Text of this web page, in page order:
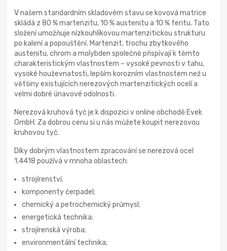
V našem standardním skladovém stavu se kovová matrice
skládá z 80 % martenzitu, 10 % austenitu a 10 % feritu. Tato
složení umožňuje nízkouhlíkovou martenzitickou strukturu
po kalení a popouštění. Martenzit, trochu zbytkového
austenitu, chrom a molybden společně přispívají k těmto
charakteristickým vlastnostem – vysoké pevnosti v tahu,
vysoké houževnatosti, lepším korozním vlastnostem než u
většiny existujících nerezových martenzitických ocelí a
velmi dobré únavové odolnosti.
Nerezová kruhová tyč je k dispozici v online obchodě Evek
GmbH. Za dobrou cenu si u nás můžete koupit nerezovou
kruhovou tyč.
Díky dobrým vlastnostem zpracování se nerezová ocel
1.4418 používá v mnoha oblastech:
strojírenství;
komponenty čerpadel;
chemický a petrochemický průmysl;
energetická technika;
strojírenská výroba;
environmentální technika;